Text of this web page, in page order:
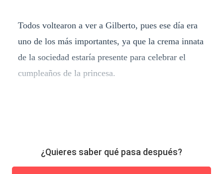
Todos voltearon a ver a Gilberto, pues ese día era
uno de los más importantes, ya que la crema innata
de la sociedad estaría presente para celebrar el
cumpleaños de la princesa.
¿Quieres saber qué pasa después?